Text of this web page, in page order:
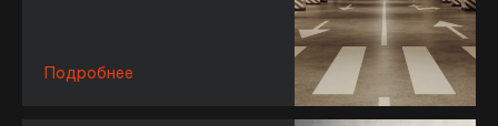
Подробнее